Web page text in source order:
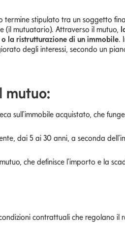
stipulato tra un soggetto
(il mutuatario). Attraverso il mutuo,
la ristrutturazione di un immobile.
degli interessi, secondo un
mutuo:
sull'immobile acquistato, che
dai 5 ai 30 anni, a seconda
che definisce l'importo e la
contrattuali che regolano